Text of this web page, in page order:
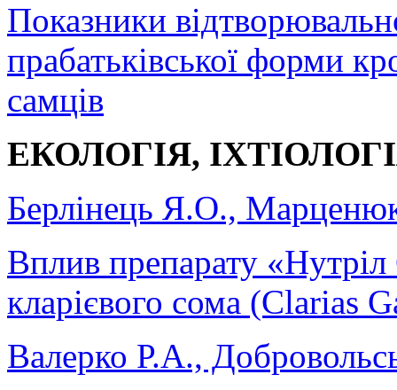
Показники
прабатьківської форми
самців
ЕКОЛОГІЯ,
Берлінець Я.О.,
Вплив препарату
кларієвого сома (Clarias
Валерко Р.А.,